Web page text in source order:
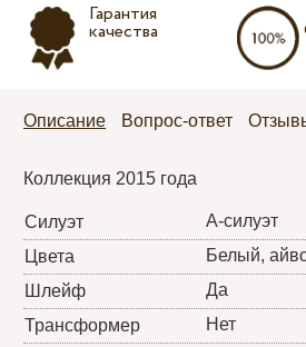
Гарантия
качества
Описание Вопрос-ответ
Коллекция 2015 года
Силуэт
А-силуэт
Цвета
Белый,
Шлейф
Да
Трансформер
Нет